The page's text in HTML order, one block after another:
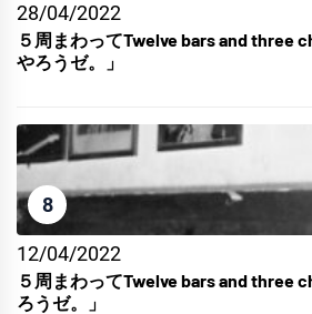
28/04/2022
５周まわってTwelve bars and three
やろうゼ。」
8
12/04/2022
５周まわってTwelve bars and three
ろうゼ。」